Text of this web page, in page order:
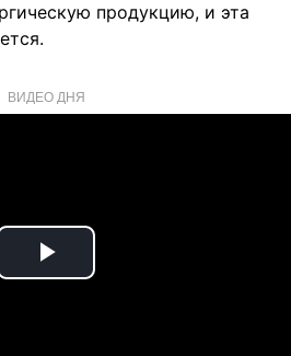
продукцию, и эта
ВИДЕО ДНЯ
Play